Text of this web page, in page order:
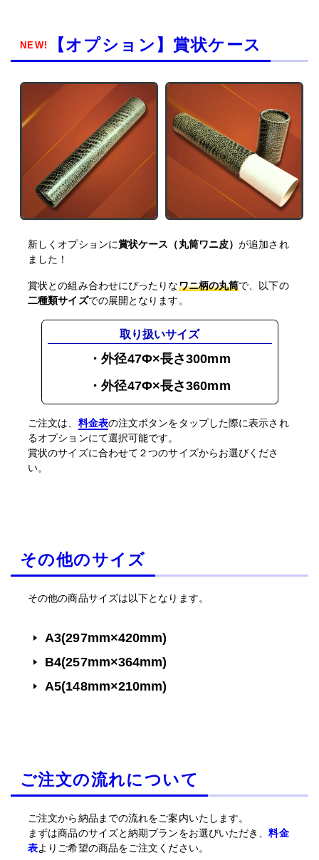
NEW! 【オプション】賞状ケース
新しくオプションに賞状ケース（丸筒ワニ皮）が追加され
ました！
賞状との組み合わせにぴったりなワニ柄の丸筒で、以下の
二種類サイズでの展開となります。
取り扱いサイズ
・外径47Φ×長さ300mm
・外径47Φ×長さ360mm
ご注文は、 料金表の注文ボタンをタップした際に表示され
るオプションにて選択可能です。
賞状のサイズに合わせて２つのサイズからお選びくださ
い。
その他のサイズ
その他の商品サイズは以下となります。
A3(297mm×420mm)
B4(257mm×364mm)
A5(148mm×210mm)
ご注文の流れについて
ご注文から納品までの流れをご案内いたします。
まずは商品のサイズと納期プランをお選びいただき、料金
表よりご希望の商品をご注文ください。